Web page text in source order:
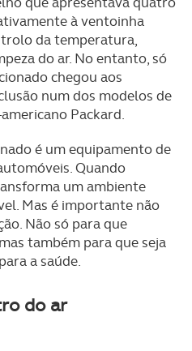
à ventoinha
da temperatura,
do ar. No entanto, só
chegou aos
num dos modelos de
Packard.
é um equipamento de
Quando
um ambiente
Mas é importante não
Não só para que
também para que seja
a saúde.
do ar